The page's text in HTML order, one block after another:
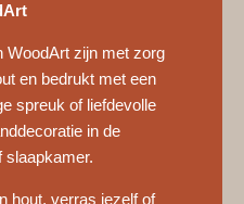
WoodArt zijn met zorg
en bedrukt met een
spreuk of liefdevolle
in de
slaapkamer.
hout, verras jezelf of